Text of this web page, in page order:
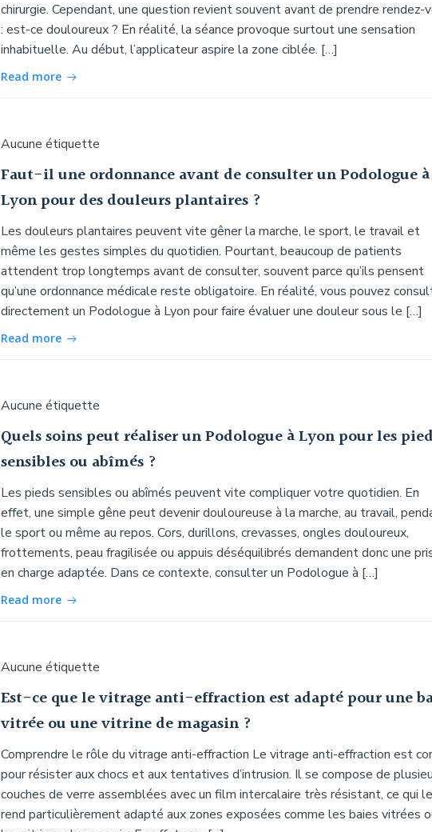
chirurgie. Cependant, une question revient souvent avant de prendre rendez-
: est-ce douloureux ? En réalité, la séance provoque surtout une sensation
inhabituelle. Au début, l’applicateur aspire la zone ciblée. […]
Read more
Aucune étiquette
Faut-il une ordonnance avant de consulter un Podologue à
Lyon pour des douleurs plantaires ?
Les douleurs plantaires peuvent vite gêner la marche, le sport, le travail et
même les gestes simples du quotidien. Pourtant, beaucoup de patients
attendent trop longtemps avant de consulter, souvent parce qu’ils pensent
qu’une ordonnance médicale reste obligatoire. En réalité, vous pouvez
directement un Podologue à Lyon pour faire évaluer une douleur sous le […]
Read more
Aucune étiquette
Quels soins peut réaliser un Podologue à Lyon pour les
sensibles ou abîmés ?
Les pieds sensibles ou abîmés peuvent vite compliquer votre quotidien. En
effet, une simple gêne peut devenir douloureuse à la marche, au travail,
le sport ou même au repos. Cors, durillons, crevasses, ongles douloureux,
frottements, peau fragilisée ou appuis déséquilibrés demandent donc une
en charge adaptée. Dans ce contexte, consulter un Podologue à […]
Read more
Aucune étiquette
Est-ce que le vitrage anti-effraction est adapté pour une
vitrée ou une vitrine de magasin ?
Comprendre le rôle du vitrage anti-effraction Le vitrage anti-effraction est
pour résister aux chocs et aux tentatives d’intrusion. Il se compose de
couches de verre assemblées avec un film intercalaire très résistant, ce qui le
rend particulièrement adapté aux zones exposées comme les baies vitrées